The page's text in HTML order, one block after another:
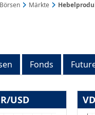
Märkte
Fonds
USD